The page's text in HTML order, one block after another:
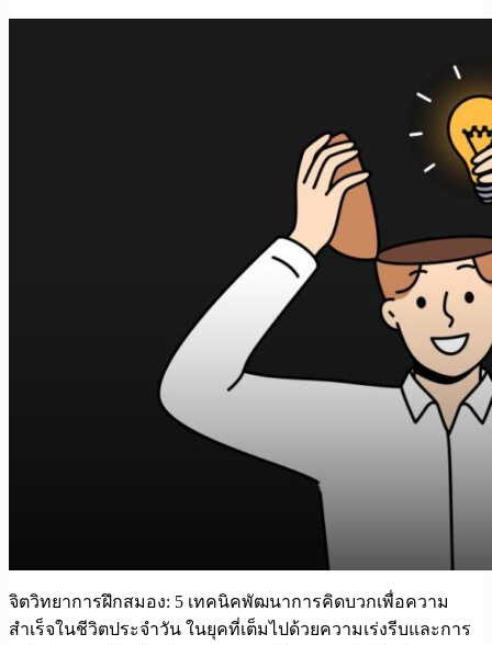
จิตวิทยาการฝึกสมอง: 5 เทคนิคพัฒนาการคิดบวกเพื่อความ
สำเร็จในชีวิตประจำวัน ในยุคที่เต็มไปด้วยความเร่งรีบและการ